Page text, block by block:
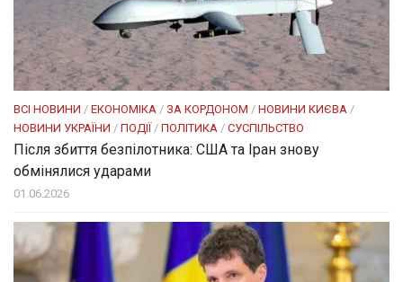
ВСІ НОВИНИ / ЕКОНОМІКА / ЗА КОРДОНОМ / НОВИНИ КИЄВА /
НОВИНИ УКРАЇНИ / ПОДІЇ / ПОЛІТИКА / СУСПІЛЬСТВО
Після збиття безпілотника: США та Іран знову
обмінялися ударами
01.06.2026